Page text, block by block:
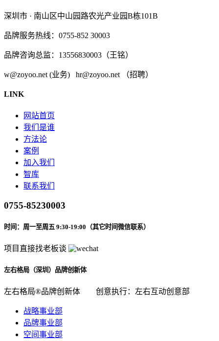
深圳市 · 南山区中山园路农光产业园B栋101B
品牌服务热线：0755-852 30003
品牌咨询总监：13556830003（王铭）
w@zoyoo.net (业务) hr@zoyoo.net （招聘）
LINK
网站首页
我们是谁
方法论
案例
加入我们
智库
联系我们
0755-85230003
时间：周一至周五 9:30-19:00（其它时间微信联系）
项目直接找老板谈
左右格局（深圳）品牌创新体
左右格局®品牌创新体 创意执行：左右互动创意部
战略事业部
品牌事业部
空间事业部